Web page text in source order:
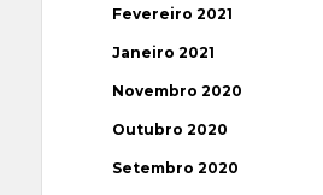
Fevereiro 2021
Janeiro 2021
Novembro 2020
Outubro 2020
Setembro 2020